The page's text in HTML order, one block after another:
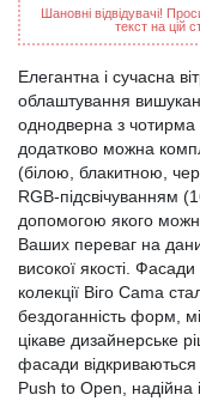
Шановні відвідувачі!
текст на цій
Елегантна і сучасна
облаштування
однодверна з чотирма
додатково можна
(білою, блакитною,
RGB-підсвічуванням
допомогою якого
Ваших переваг на
високої якості.
колекції Віго Cama
бездоганність форм,
цікаве дизайнерське
фасади
Push to Open, надійна